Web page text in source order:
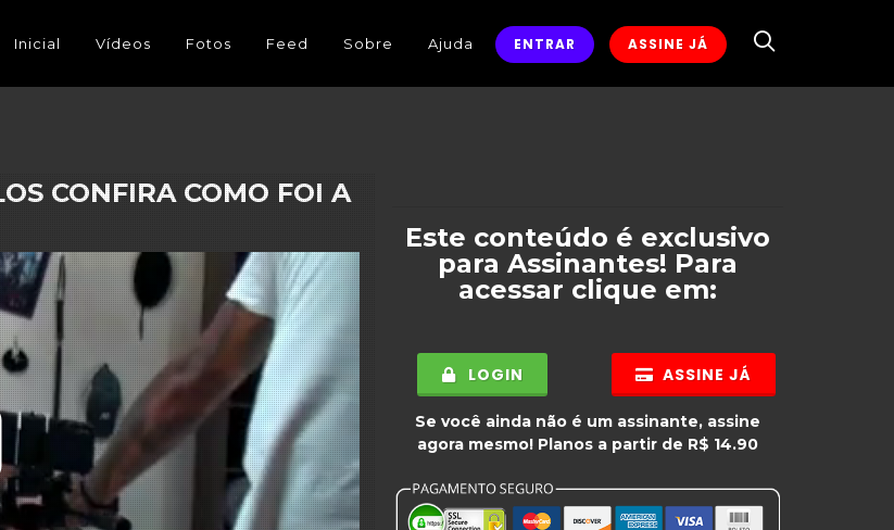
Inicial Vídeos Fotos Feed Sobre Ajuda ENTRAR ASSINE JÁ
CONFIRA COMO FOI A
Este conteúdo é exclusivo
para Assinantes! Para
acessar clique em:
LOGIN ASSINE JÁ
Se você ainda não é um assinante, assine
agora mesmo! Planos a partir de R$ 14.90